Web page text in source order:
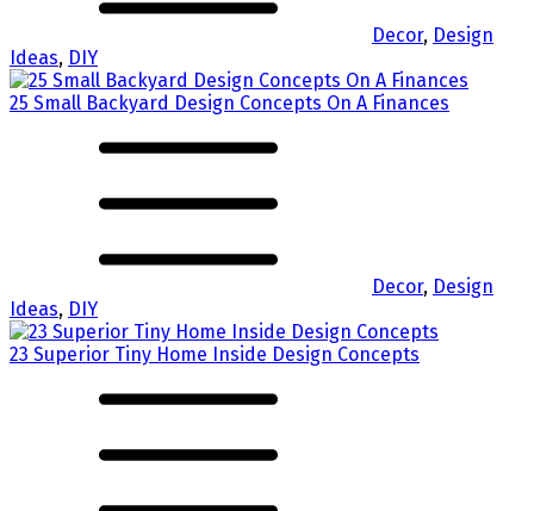
Decor, Design
Ideas, DIY
25 Small Backyard Design Concepts On A Finances
Decor, Design
Ideas, DIY
23 Superior Tiny Home Inside Design Concepts